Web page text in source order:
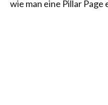
wie man eine Pillar Page